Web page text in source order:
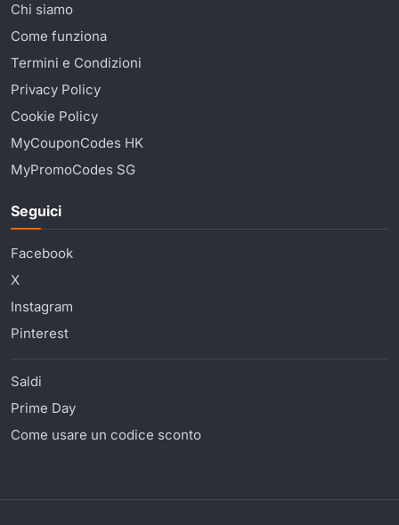
Chi siamo
Come funziona
Termini e Condizioni
Privacy Policy
Cookie Policy
MyCouponCodes HK
MyPromoCodes SG
Seguici
Facebook
X
Instagram
Pinterest
Saldi
Prime Day
Come usare un codice sconto